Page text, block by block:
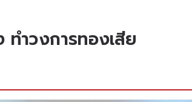
ำวงการทองเสีย